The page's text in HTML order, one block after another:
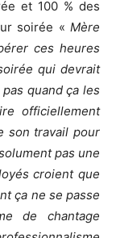
et 100 % des
soirée « Mère
ces heures
qui devrait
quand ça les
officiellement
son travail pour
pas une
croient que
ça ne se passe
de chantage